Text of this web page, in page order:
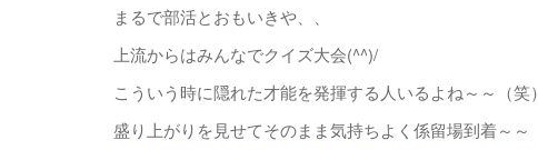
まるで部活とおもいきや、、
上流からはみんなでクイズ大会(^^)/
こういう時に隠れた才能を発揮する人いるよね～～（笑）
盛り上がりを見せてそのまま気持ちよく係留場到着～～